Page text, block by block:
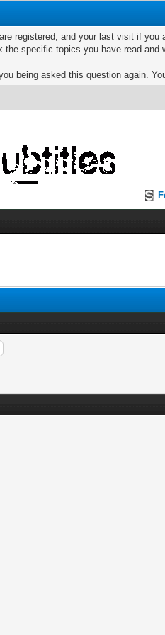
registered, and your last visit if
specific topics you have read
being asked this question again.